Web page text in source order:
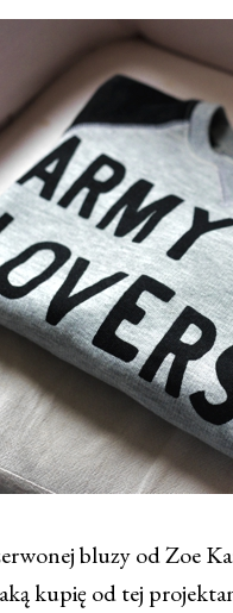
bluzy od Zoe
kupię od tej